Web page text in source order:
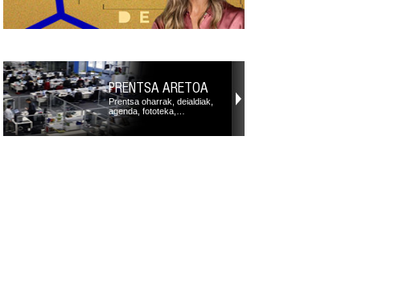
PRENTSA ARETOA
Prentsa oharrak, deialdiak,
agenda, fototeka,…